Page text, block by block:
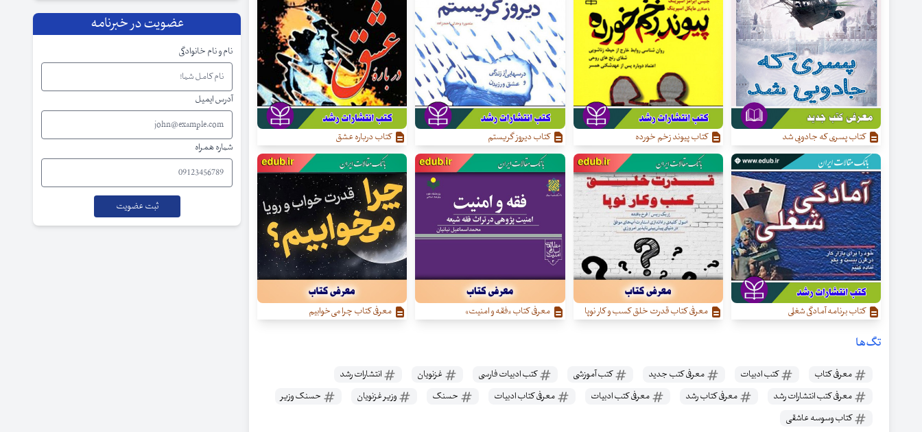
کتاب پسری که جادویی شد کتاب پیوند زخم خورده کتاب دیروز گریستم کتاب درباره عشق
کتاب برنامه آمادگی شغلی معرفی کتاب قدرت خلق کسب‌ و کار نوپا معرفی کتاب «فقه و امنیت» معرفی کتاب چرا می‌خوابیم
تگ‌ها
معرفی کتاب کتب ادبیات معرفی کتب جدید کتب آموزشی کتب ادبیات فارسی غزنویان
انتشارات رشد
معرفی کتب انتشارات رشد
معرفی کتاب رشد معرفی کتب ادبیات معرفی کتاب ادبیات حسنک وزیر غزنویان
حسنک وزیر
کتاب وسوسه عاشقی
عضویت در خبرنامه
نام و نام خانوادگی
آدرس ایمیل
شماره همراه